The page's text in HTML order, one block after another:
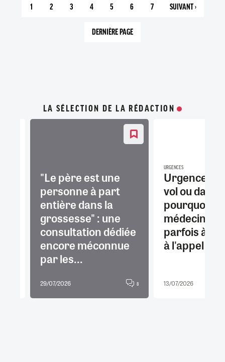
PAGE
1 PAGE
2 PAGE
3 PAGE
4 PAGE
5 PAGE
6 PAGE
7
PAGE
SUIVANT ›
DERNIÈRE PAGE
7
LA SÉLECTION DE LA RÉDACTION
"Le père est une
personne à part
entière dans la
grossesse" : une
consultation dédiée
encore méconnue
par les...
29/07/2026 8
URGENCES
Urgences
vol ou dans
pourquoi
médecins
parfois à
à l'appel
13/07/2026